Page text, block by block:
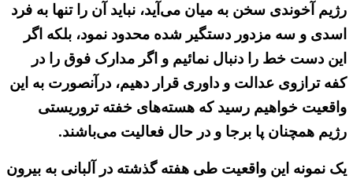
رژیم آخوندی سخن به میان می‌آید، نباید آن را تنها به فرد
اسدی و سه مزدور دستگیر شده محدود نمود، بلکه اگر
این دست خط را دنبال نمائیم و اگر مدارک فوق را در
کفه ترازوی عدالت و داوری قرار دهیم، درآنصورت به این
واقعیت خواهیم رسید که هسته‌های خفته تروریستی
رژیم همچنان پا برجا و در حال فعالیت می‌باشند.
یک نمونه این واقعیت طی هفته گذشته در آلبانی به بیرون